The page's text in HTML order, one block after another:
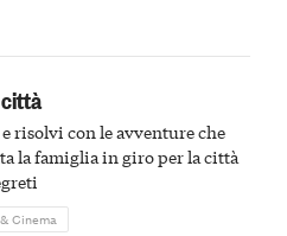
risolvi con le avventure che
la famiglia in giro per la città
Cinema